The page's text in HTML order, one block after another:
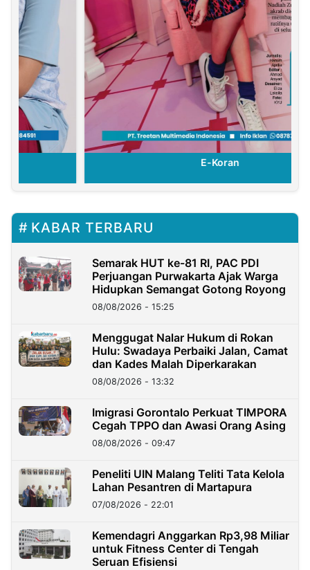
KABAR TERBARU
Semarak HUT ke-81 RI, PAC PDI
Perjuangan Purwakarta Ajak Warga
Hidupkan Semangat Gotong Royong
08/08/2026 - 15:25
Menggugat Nalar Hukum di Rokan
Hulu: Swadaya Perbaiki Jalan, Camat
dan Kades Malah Diperkarakan
08/08/2026 - 13:32
Imigrasi Gorontalo Perkuat TIMPORA
Cegah TPPO dan Awasi Orang Asing
08/08/2026 - 09:47
Peneliti UIN Malang Teliti Tata Kelola
Lahan Pesantren di Martapura
07/08/2026 - 22:01
Kemendagri Anggarkan Rp3,98 Miliar
untuk Fitness Center di Tengah
Seruan Efisiensi